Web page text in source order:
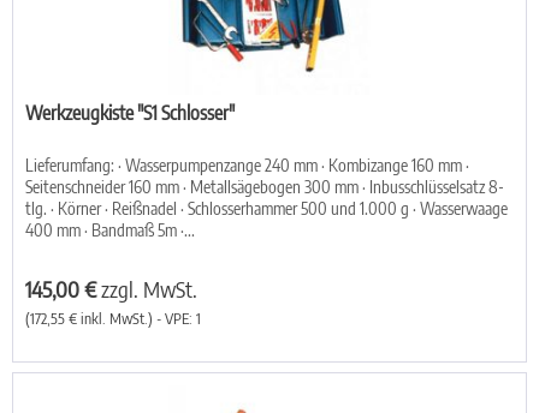
Werkzeugkiste "S1 Schlosser"
Lieferumfang: · Wasserpumpenzange 240 mm · Kombizange 160 mm ·
Seitenschneider 160 mm · Metallsägebogen 300 mm · Inbusschlüsselsatz 8-
tlg. · Körner · Reißnadel · Schlosserhammer 500 und 1.000 g · Wasserwaage
400 mm · Bandmaß 5m ·...
145,00 €zzgl. MwSt.
(172,55 € inkl. MwSt.) - VPE: 1